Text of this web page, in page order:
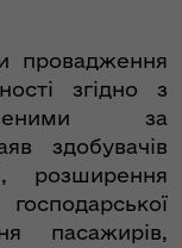
провадження
згідно з
за
здобувачів
розширення
пасажирів,